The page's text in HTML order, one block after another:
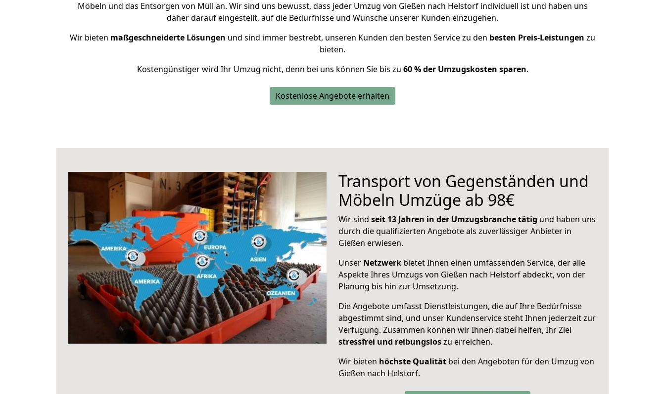
Möbeln und das Entsorgen von Müll an. Wir sind uns bewusst, dass jeder Umzug von Gießen nach Helstorf individuell ist und haben uns
daher darauf eingestellt, auf die Bedürfnisse und Wünsche unserer Kunden einzugehen.
Wir bieten maßgeschneiderte Lösungen und sind immer bestrebt, unseren Kunden den besten Service zu den besten Preis-Leistungen zu
bieten.
Kostengünstiger wird Ihr Umzug nicht, denn bei uns können Sie bis zu 60 % der Umzugskosten sparen.
Kostenlose Angebote erhalten
Transport von Gegenständen und
Möbeln Umzüge ab 98€
Wir sind seit 13 Jahren in der Umzugsbranche tätig und haben uns
durch die qualifizierten Angebote als zuverlässiger Anbieter in
Gießen erwiesen.
Unser Netzwerk bietet Ihnen einen umfassenden Service, der alle
Aspekte Ihres Umzugs von Gießen nach Helstorf abdeckt, von der
Planung bis hin zur Umsetzung.
Die Angebote umfasst Dienstleistungen, die auf Ihre Bedürfnisse
abgestimmt sind, und unser Kundenservice steht Ihnen jederzeit zur
Verfügung. Zusammen können wir Ihnen dabei helfen, Ihr Ziel
stressfrei und reibungsloszu erreichen.
Wir bieten höchste Qualität bei den Angeboten für den Umzug von
Gießen nach Helstorf.